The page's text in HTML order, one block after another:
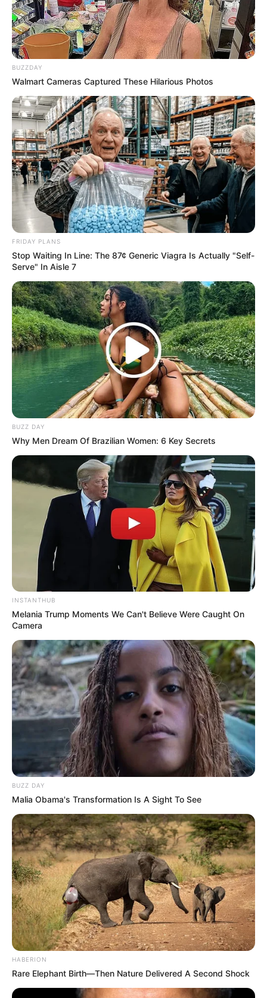
BUZZDAY
Walmart Cameras Captured These Hilarious Photos
FRIDAY PLANS
Stop Waiting In Line: The 87¢ Generic Viagra Is Actually "Self-
Serve" In Aisle 7
BUZZ DAY
Why Men Dream Of Brazilian Women: 6 Key Secrets
INSTANTHUB
Melania Trump Moments We Can't Believe Were Caught On
Camera
BUZZ DAY
Malia Obama's Transformation Is A Sight To See
HABERION
Rare Elephant Birth—Then Nature Delivered A Second Shock